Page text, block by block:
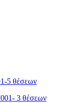
5 θέσεων